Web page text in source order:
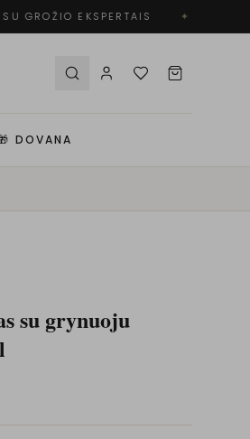
GROŽIO EKSPERTAIS
DOVANA
su grynuoju